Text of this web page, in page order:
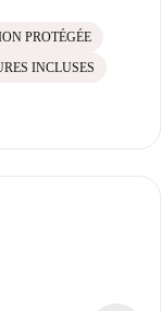
PROTÉGÉE
INCLUSES